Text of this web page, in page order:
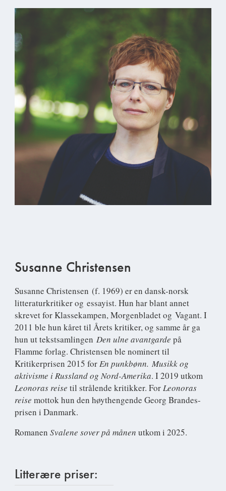
Susanne Christensen
Susanne Christensen (f. 1969) er en dansk-norsk
litteraturkritiker og essayist. Hun har blant annet
skrevet for Klassekampen, Morgenbladet og Vagant. I
2011 ble hun kåret til Årets kritiker, og samme år ga
hun ut tekstsamlingen Den ulne avantgarde på
Flamme forlag. Christensen ble nominert til
Kritikerprisen 2015 forEn punkbønn. Musikk og
aktivisme i Russland og Nord-Amerika. I 2019 utkom
Leonoras reise til strålende kritikker. ForLeonoras
reise mottok hun den høythengende Georg Brandes-
prisen i Danmark.
Romanen Svalene sover på månen utkom i 2025.
Litterære priser: